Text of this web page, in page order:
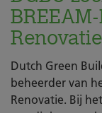
Renovatie
Dutch Green
beheerder van
Renovatie. Bij